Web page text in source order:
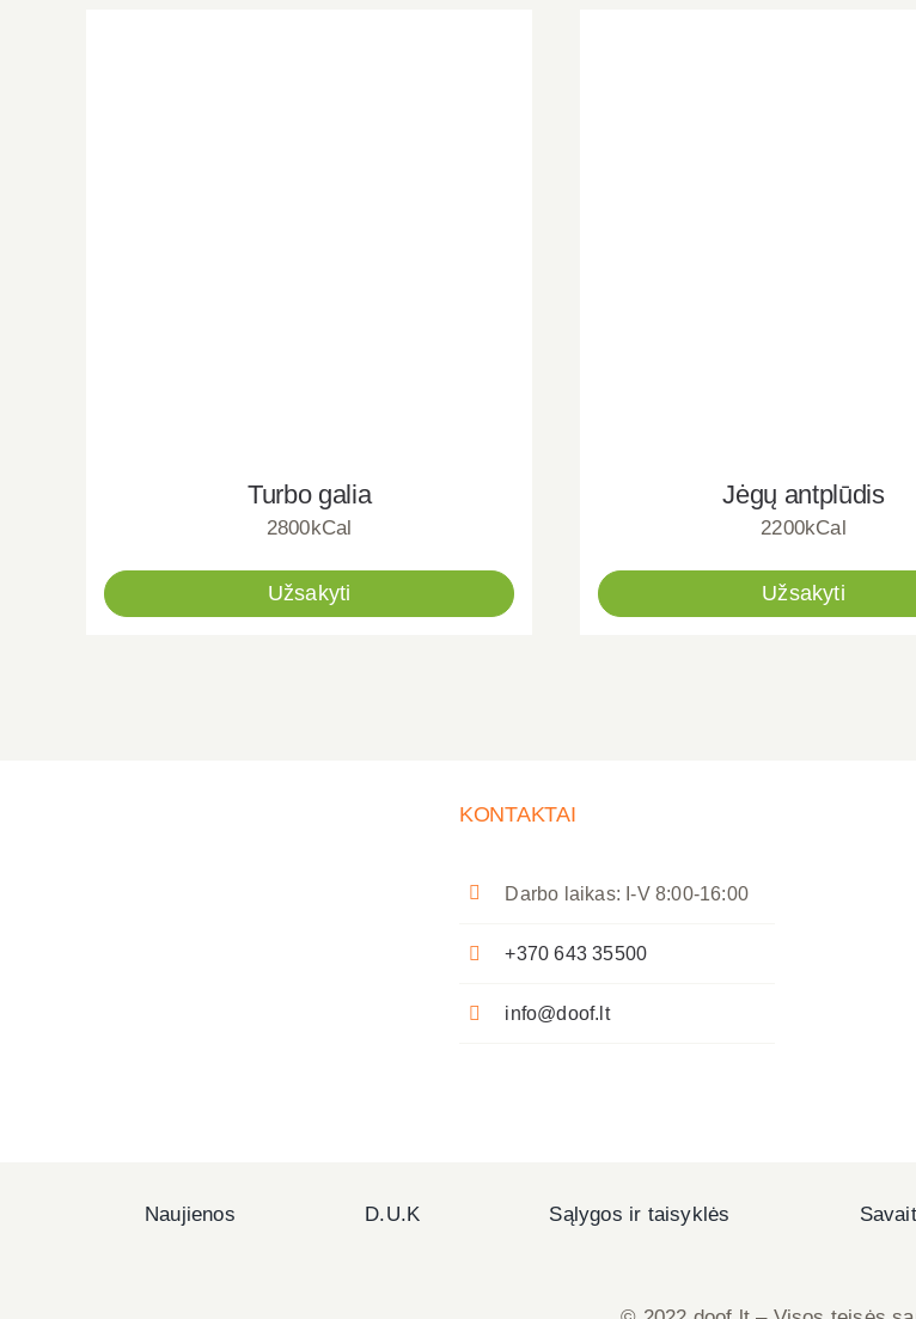
Turbo galia
2800kCal
Užsakyti
Jėgų antplūdis
2200kCal
Užsakyti
KONTAKTAI
Darbo laikas: I-V 8:00-16:00
+370 643 35500
info@doof.lt
Naujienos D.U.K Sąlygos ir taisyklės